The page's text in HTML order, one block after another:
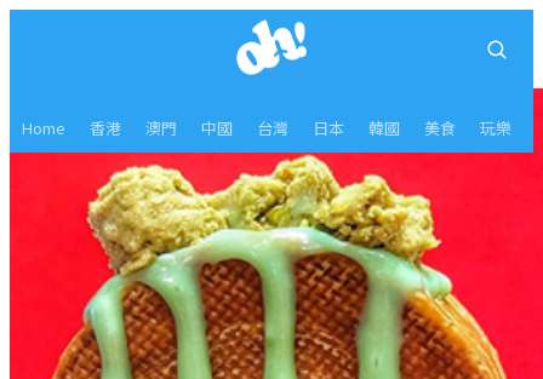
Home 香港 澳門 中國 台灣 日本 韓國 美食 玩樂